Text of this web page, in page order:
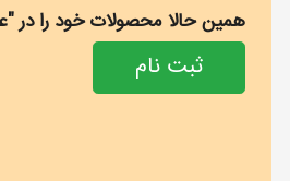
همین حالا محصولات خود را در
ثبت نام